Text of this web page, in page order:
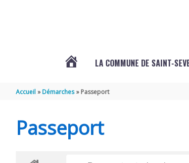
SAINT-
LA COMMUNE DE SAINT-
Accueil Démarches Passeport
Passeport